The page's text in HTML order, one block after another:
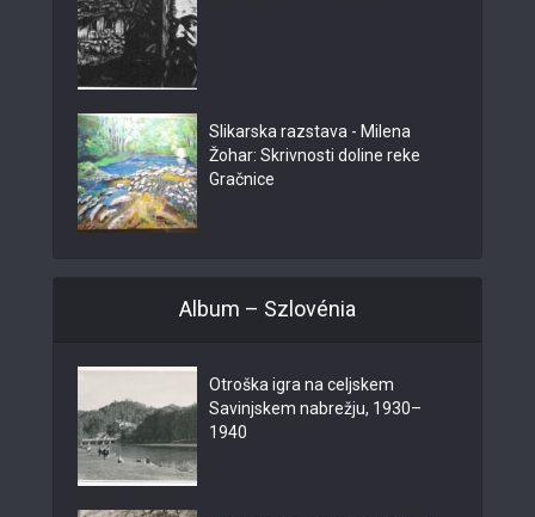
Slikarska razstava - Milena
Žohar: Skrivnosti doline reke
Gračnice
Album – Szlovénia
Otroška igra na celjskem
Savinjskem nabrežju, 1930–
1940